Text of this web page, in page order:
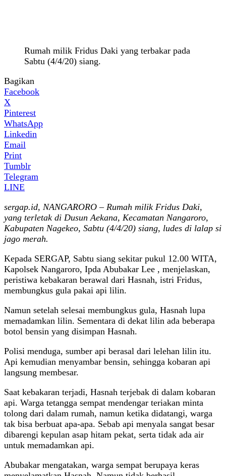
Rumah milik Fridus Daki yang terbakar pada
Sabtu (4/4/20) siang.
Bagikan
Facebook
X
Pinterest
WhatsApp
Linkedin
Email
Print
Tumblr
Telegram
LINE
sergap.id, NANGARORO – Rumah milik Fridus Daki,
yang terletak di Dusun Aekana, Kecamatan Nangaroro,
Kabupaten Nagekeo, Sabtu (4/4/20) siang, ludes di lalap si
jago merah.
Kepada SERGAP, Sabtu siang sekitar pukul 12.00 WITA,
Kapolsek Nangaroro, Ipda Abubakar Lee , menjelaskan,
peristiwa kebakaran berawal dari Hasnah, istri Fridus,
membungkus gula pakai api lilin.
Namun setelah selesai membungkus gula, Hasnah lupa
memadamkan lilin. Sementara di dekat lilin ada beberapa
botol bensin yang disimpan Hasnah.
Polisi menduga, sumber api berasal dari lelehan lilin itu.
Api kemudian menyambar bensin, sehingga kobaran api
langsung membesar.
Saat kebakaran terjadi, Hasnah terjebak di dalam kobaran
api. Warga tetangga sempat mendengar teriakan minta
tolong dari dalam rumah, namun ketika didatangi, warga
tak bisa berbuat apa-apa. Sebab api menyala sangat besar
dibarengi kepulan asap hitam pekat, serta tidak ada air
untuk memadamkan api.
Abubakar mengatakan, warga sempat berupaya keras